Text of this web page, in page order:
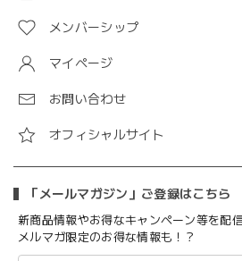
メンバーシップ
マイページ
お問い合わせ
オフィシャルサイト
「メールマガジン」ご登録はこちら
新商品情報やお得なキャンペーン等を配信
メルマガ限定のお得な情報も！？